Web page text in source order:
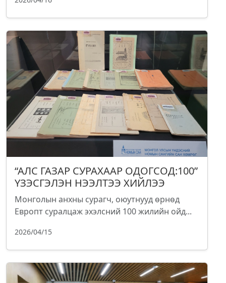
“АЛС ГАЗАР СУРАХААР ОДОГСОД:100”
ҮЗЭСГЭЛЭН НЭЭЛТЭЭ ХИЙЛЭЭ
Монголын анхны сурагч, оюутнууд өрнөд
Европт суралцаж эхэлсний 100 жилийн ойд...
2026/04/15